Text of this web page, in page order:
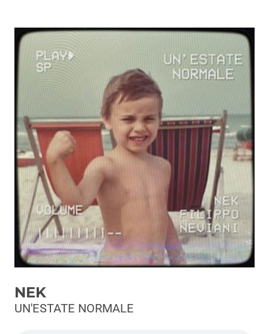
Programmi
Conduttori
Repliche
Podcast
3xTe
Interviste
Playlist
Novità
Subasio Playlist
Web Radio
Radio Subasio
Radio Subasio +
NEK
UN'ESTATE NORMALE